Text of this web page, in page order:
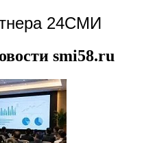
24СМИ
smi58.ru